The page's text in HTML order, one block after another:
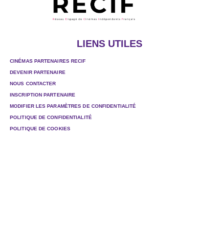
LIENS UTILES
CINÉMAS PARTENAIRES RECIF
DEVENIR PARTENAIRE
NOUS CONTACTER
INSCRIPTION PARTENAIRE
MODIFIER LES PARAMÈTRES DE CONFIDENTIALITÉ
POLITIQUE DE CONFIDENTIALITÉ
POLITIQUE DE COOKIES